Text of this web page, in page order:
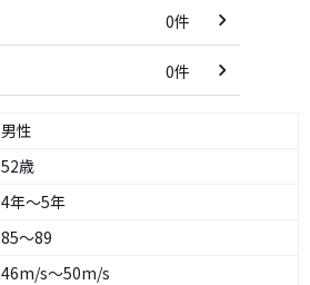
0件
0件
男性
52歳
4年～5年
85～89
46m/s～50m/s